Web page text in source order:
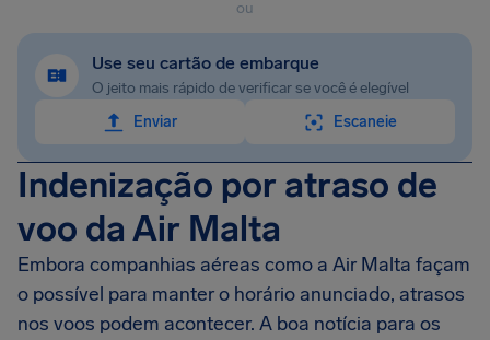
ou
Use seu cartão de embarque
O jeito mais rápido de verificar se você é elegível
Enviar
Escaneie
Indenização por atraso de
voo da Air Malta
Embora companhias aéreas como a Air Malta façam
o possível para manter o horário anunciado, atrasos
nos voos podem acontecer. A boa notícia para os